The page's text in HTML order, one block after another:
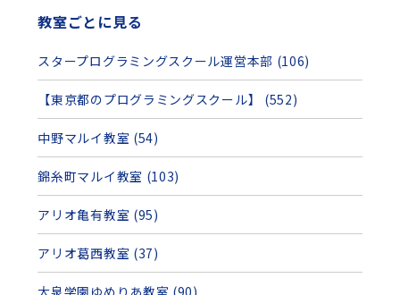
教室ごとに見る
スタープログラミングスクール運営本部 (106)
【東京都のプログラミングスクール】 (552)
中野マルイ教室 (54)
錦糸町マルイ教室 (103)
アリオ亀有教室 (95)
アリオ葛西教室 (37)